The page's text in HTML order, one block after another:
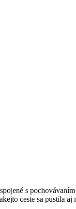
s
ceste sa pustila